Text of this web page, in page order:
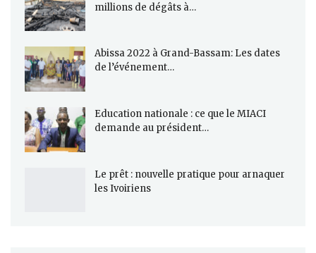
millions de dégâts à…
Abissa 2022 à Grand-Bassam: Les dates
de l’événement…
Education nationale : ce que le MIACI
demande au président…
Le prêt : nouvelle pratique pour arnaquer
les Ivoiriens